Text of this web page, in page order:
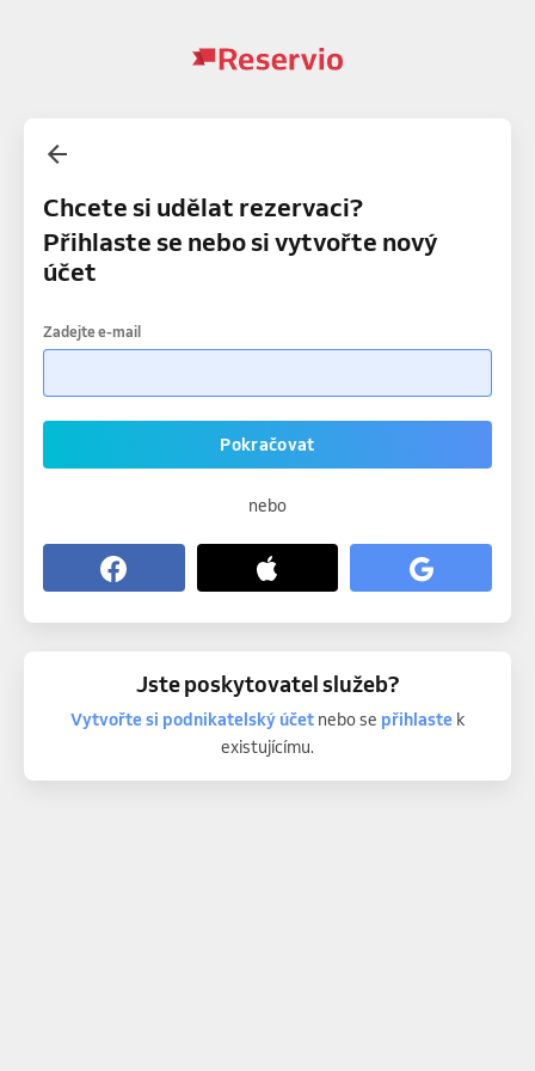
Chcete si udělat rezervaci?
Přihlaste se nebo si vytvořte nový
účet
Zadejte e-mail
Pokračovat
nebo
Jste poskytovatel služeb?
Vytvořte si podnikatelský účetnebo se přihlastek
existujícímu.